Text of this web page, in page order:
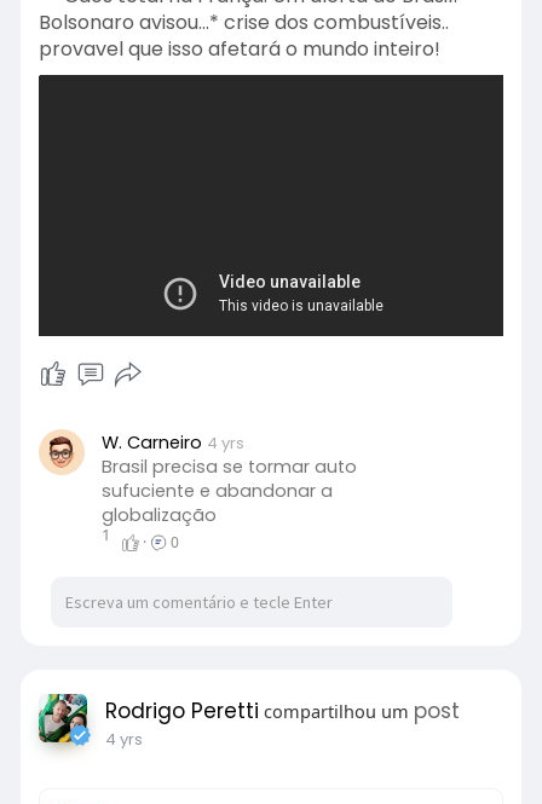
Bolsonaro avisou...* crise dos combustíveis..
provavel que isso afetará o mundo inteiro!
W. Carneiro 4 yrs
Brasil precisa se tormar auto
sufuciente e abandonar a
globalização
1 · 0
Rodrigo Peretti compartilhou um post
4 yrs